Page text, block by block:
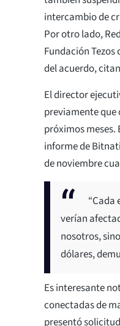
intercambio de
Por otro lado,
Fundación Tezos
del acuerdo,
El director
previamente
próximos meses.
informe de
de noviembre
“Cada
verían
nosotros,
dólares,
Es interesante
conectadas de
presentó